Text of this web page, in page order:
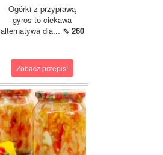
Ogórki z przyprawą
gyros to ciekawa
alternatywa dla... ⇖ 260
Zobacz przepis!